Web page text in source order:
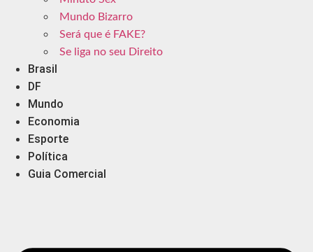
Mundo Bizarro
Será que é FAKE?
Se liga no seu Direito
Brasil
DF
Mundo
Economia
Esporte
Política
Guia Comercial